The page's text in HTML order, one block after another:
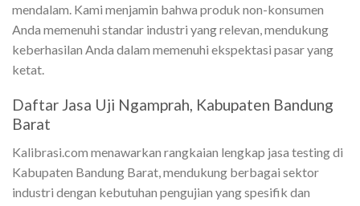
mendalam. Kami menjamin bahwa produk non-konsumen
Anda memenuhi standar industri yang relevan, mendukung
keberhasilan Anda dalam memenuhi ekspektasi pasar yang
ketat.
Daftar Jasa Uji Ngamprah, Kabupaten Bandung
Barat
Kalibrasi.com menawarkan rangkaian lengkap jasa testing di
Kabupaten Bandung Barat, mendukung berbagai sektor
industri dengan kebutuhan pengujian yang spesifik dan